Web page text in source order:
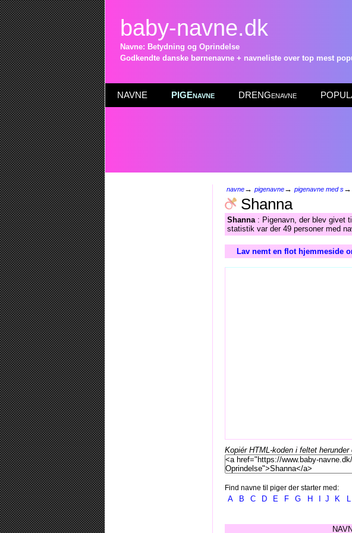
baby-navne.dk
Navne: Betydning og Oprindelse
Godkendte danske børnenavne + navneliste over top mest
NAVNE PIGEnavne DRENGenavne
navne→ pigenavne→ pigenavne med s→
Shanna
Shanna: Pigenavn, der blev givet
statistik var der 49 personer med
Lav nemt en flot hjemmeside
Kopiér HTML-koden i feltet
Find navne til piger der starter med:
A B C D E F G H J K L